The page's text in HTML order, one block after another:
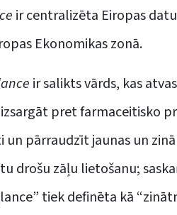
ir centralizēta Eiropas
Ekonomikas zonā.
ir salikts vārds, kas
pret farmaceitisko
pārraudzīt jaunas un
drošu zāļu lietošanu;
tiek definēta kā